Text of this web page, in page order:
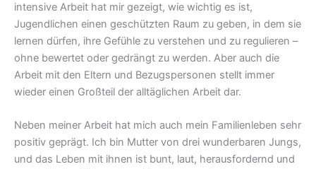
intensive Arbeit hat mir gezeigt, wie wichtig es ist,
Jugendlichen einen geschützten Raum zu geben, in dem sie
lernen dürfen, ihre Gefühle zu verstehen und zu regulieren –
ohne bewertet oder gedrängt zu werden. Aber auch die
Arbeit mit den Eltern und Bezugspersonen stellt immer
wieder einen Großteil der alltäglichen Arbeit dar.
Neben meiner Arbeit hat mich auch mein Familienleben sehr
positiv geprägt. Ich bin Mutter von drei wunderbaren Jungs,
und das Leben mit ihnen ist bunt, laut, herausfordernd und